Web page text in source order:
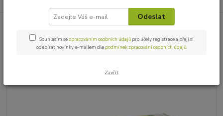
HYGIENA Ústní hygiena Sahul zubní pasta neemová 100 g
Sahul zubní pasta neemová 100 g
Odeslat
Souhlasím se zpracováním osobních údajů pro účely registrace a přeji si
odebírat novinky e-mailem dle podmínek zpracování osobních údajů.
Zavřít